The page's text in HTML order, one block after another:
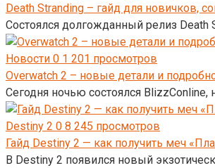
Death Stranding – гайд для новичков,
Состоялся долгожданный релиз Death
Новости 0 1 201 просмотров
Overwatch 2 – новые детали и
Сегодня ночью состоялся
Destiny 2 0 8 245 просмотров
Гайд Destiny 2 — как получить меч
В Destiny 2 появился новый